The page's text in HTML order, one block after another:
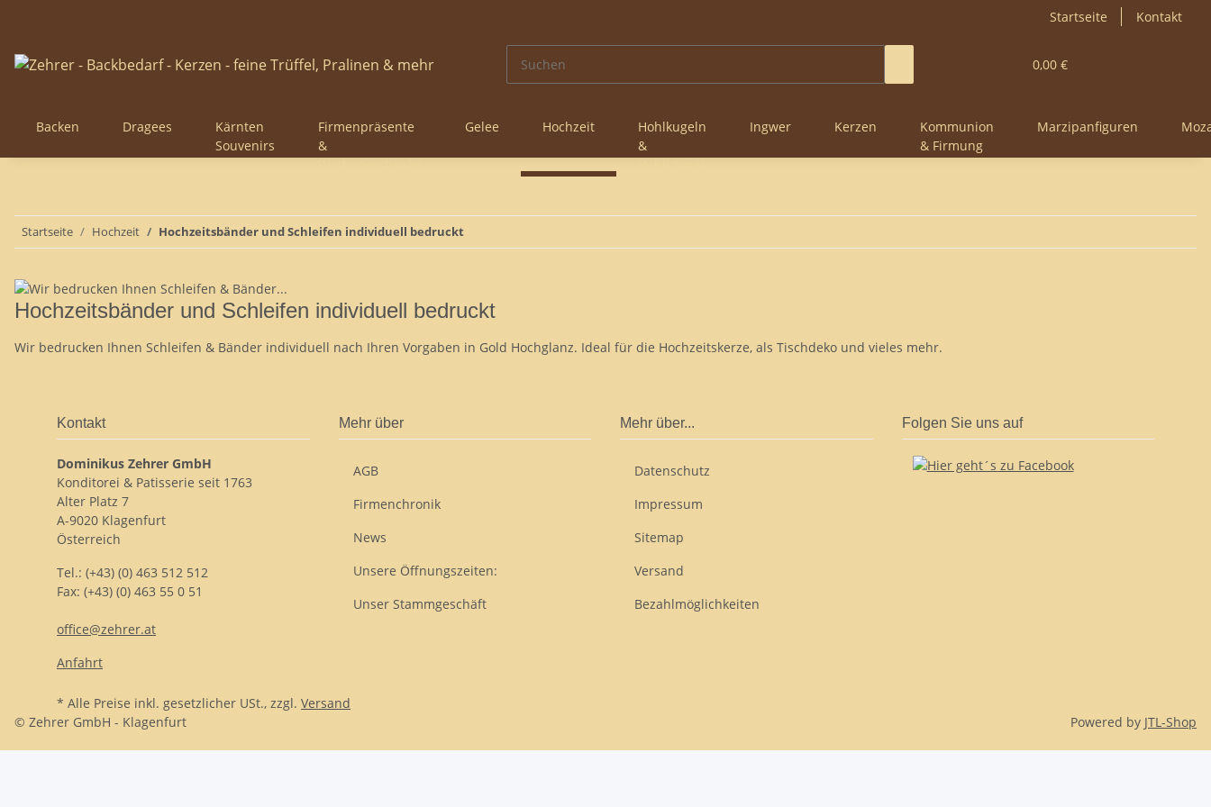
Startseite Kontakt
0,00 €
Backen Dragees
Kärnten
Souvenirs
Firmenpräsente
&
Gelee Hochzeit
Hohlkugeln
&
Ingwer Kerzen
Kommunion
& Firmung
Marzipanfiguren
Startseite Hochzeit Hochzeitsbänder und Schleifen individuell bedruckt
Hochzeitsbänder und Schleifen individuell bedruckt
Wir bedrucken Ihnen Schleifen & Bänder individuell nach Ihren Vorgaben in Gold Hochglanz. Ideal für die Hochzeitskerze, als Tischdeko und vieles mehr.
Kontakt
Dominikus Zehrer GmbH
Konditorei & Patisserie seit 1763
Alter Platz 7
A-9020 Klagenfurt
Österreich
Tel.: (+43) (0) 463 512 512
Fax: (+43) (0) 463 55 0 51
office@zehrer.at
Anfahrt
Mehr über
AGB
Firmenchronik
News
Unsere Öffnungszeiten:
Unser Stammgeschäft
Mehr über...
Datenschutz
Impressum
Sitemap
Versand
Bezahlmöglichkeiten
Folgen Sie uns auf
* Alle Preise inkl. gesetzlicher USt., zzgl. Versand
© Zehrer GmbH - Klagenfurt
Powered by JTL-Shop